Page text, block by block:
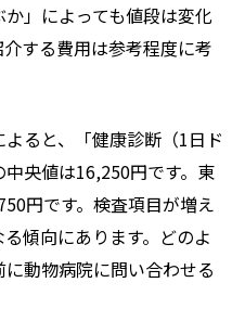
」によっても値段は変化
する費用は参考程度に考
ると、「健康診断（1日ド
央値は16,250円です。東
円です。検査項目が増え
傾向にあります。どのよ
動物病院に問い合わせる